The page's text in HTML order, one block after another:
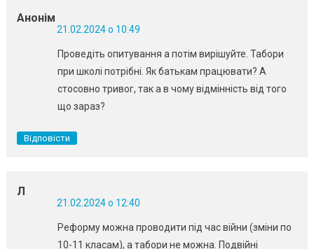
Анонім
21.02.2024 о 10:49
Проведіть опитування а потім вирішуйте. Табори
при школі потрібні. Як батькам працювати? А
стосовно тривог, так а в чому відмінність від того
що зараз?
Відповісти
Л
21.02.2024 о 12:40
Реформу можна проводити під час війни (зміни по
10-11 класам), а табори не можна. Подвійні